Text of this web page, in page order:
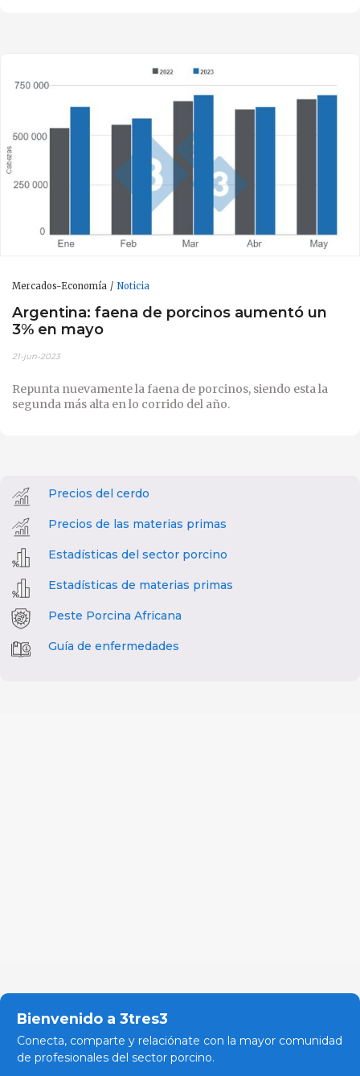
Mercados-Economía Noticia
Argentina: faena de porcinos aumentó un
3% en mayo
21-jun-2023
Repunta nuevamente la faena de porcinos, siendo esta la
segunda más alta en lo corrido del año.
Precios del cerdo
Precios de las materias primas
Estadísticas del sector porcino
Estadísticas de materias primas
Peste Porcina Africana
Guía de enfermedades
Bienvenido a 3tres3
Conecta, comparte y relaciónate con la mayor comunidad
de profesionales del sector porcino.